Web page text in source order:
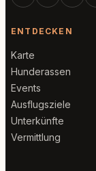
ENTDECKEN
Karte
Hunderassen
Events
Ausflugsziele
Unterkünfte
Vermittlung